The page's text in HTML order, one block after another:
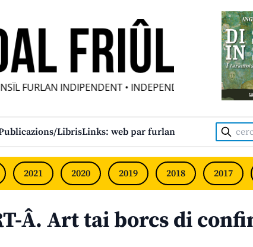
FURLAN INDIPENDENT • INDEPENDENT FRIULIAN
LibrisLinks: web par furlan Cerca:
2021 2020 2019 2018 2017
Â. Art tai borcs di